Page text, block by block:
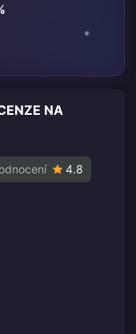
NA
4.8